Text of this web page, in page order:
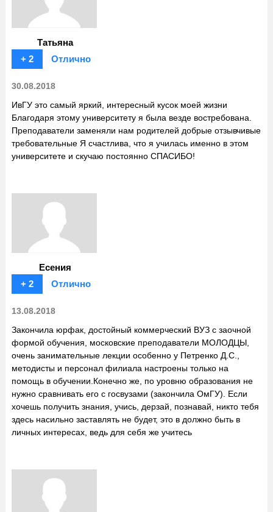
Татьяна
+ 2
Отлично
30.08.2018
ИвГУ это самый яркий, интересный кусок моей жизни
Благодаря этому университету я была везде востребована.
Преподаватели заменяли нам родителей добрые отзывчивые
требовательные Я счастлива, что я училась именно в этом
университете и скучаю постоянно СПАСИБО!
Есения
+ 2
Отлично
13.08.2018
Закончила юрфак, достойный коммерческий ВУЗ с заочной
формой обучения, московские преподаватели МОЛОДЦЫ,
очень занимательные лекции особенно у Петренко Д.С.,
методисты и персонал филиала настроены только на
помощь в обучении.Конечно же, по уровню образования не
нужно сравнивать его с госвузами (закончила ОмГУ). Если
хочешь получить знания, учись, дерзай, познавай, никто тебя
здесь насильно заставлять не будет, это в должно быть в
личных интересах, ведь для себя же учитесь